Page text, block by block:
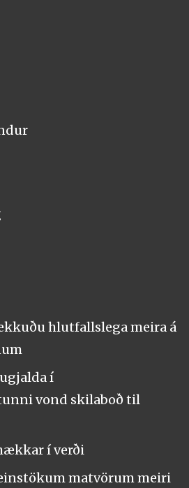
hlutfallslega meira á
í
vond skilaboð til
í verði
matvörum meiri